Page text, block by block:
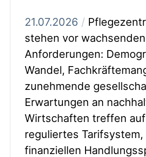
21.07.2026 /
stehen vor wachsenden
Anforderungen:
Wandel,
zunehmende
Erwartungen an
Wirtschaften treffen
reguliertes Tarifsystem,
finanziellen